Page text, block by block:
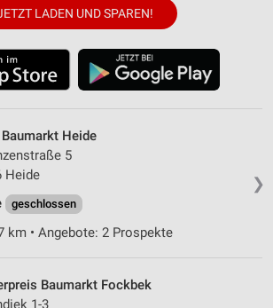
LADEN UND SPAREN!
❯
Heide
5
Heide
geschlossen
km • Angebote: 2 Prospekte
Baumarkt Fockbek
1-3